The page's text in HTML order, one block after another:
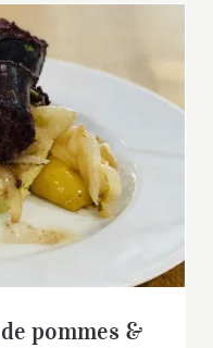
& oignons
pommes &